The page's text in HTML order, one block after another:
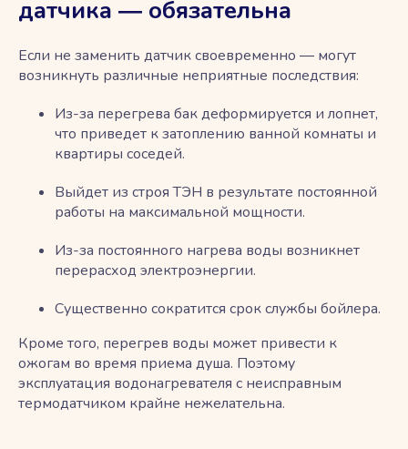
датчика ― обязательна
Если не заменить датчик своевременно ― могут
возникнуть различные неприятные последствия:
Из-за перегрева бак деформируется и лопнет,
что приведет к затоплению ванной комнаты и
квартиры соседей.
Выйдет из строя ТЭН в результате постоянной
работы на максимальной мощности.
Из-за постоянного нагрева воды возникнет
перерасход электроэнергии.
Существенно сократится срок службы бойлера.
Кроме того, перегрев воды может привести к
ожогам во время приема душа. Поэтому
эксплуатация водонагревателя с неисправным
термодатчиком крайне нежелательна.